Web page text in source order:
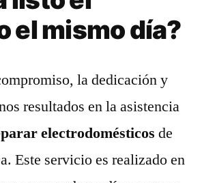
el mismo día?
la dedicación y
resultados en la asistencia
electrodomésticos de
Este servicio es realizado en